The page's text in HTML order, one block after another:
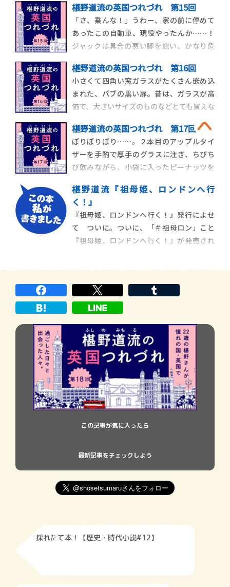
お金をかき集め、現地の語学学校と連絡を
取って入学を決め、飛行機のチケットを往
復分押さえ（当時は、帰りのチケットを前
払いで持っている、つまりちゃんと帰国す
る意思があると表
椹野道流の英国つれづれ 第15回
「さ、乗んな！」うわー、家の前に停めて
あったこの自動車、現役やったんか……！
ジャックは具合の悪い脚を庇い、かなり危
に自動車の助手席のドアを開けてくれま
す。 おおー、ナチュラルにジェントルマー
ン。お礼を言って、でも私は座る前に、自動
車をしげしげと観察してしまいました。イ
ギリスの自動車
椹野道流の英国つれづれ 第16回
小さくて四角い窓ガラスがたくさん嵌め込
まれた、パブの黒い扉。昔は、ガラスが高
価で、大きいサイズのものなどとても買えな
に小さいガラスをズラリと嵌めるのが一般
的だったのでしょう。その扉の向こうに
は、うっすらと霧がかかっていました。い
え、それは霧ではなく、煙草の煙でした。
今でこそ、イギ
椹野道流の英国つれづれ 第17回
ぽりぽりぽり……。２本目のアップルタイ
ザーを手酌で厚手のグラスに注ぎ、ちびち
び飲みながら、小袋に入ったピーナッツを
で席に着いてからおそらく１時間近くは経
ったでしょう。その間、私がやり続けてい
るのはそれだけ。実にシンプルです。アップ
ルタイザーは冷蔵庫から登場したものの、
日本で供される
椹野道流『祖母姫、ロンドンへ行
く！』
『祖母姫、ロンドンへ行く！』発行によせ
て ついに。ついに、「＃祖母ロン」こと
『祖母姫、ロンドンへ行く！』が発売され
イ」さんのウェブサイトで、エッセイの連
載コーナーをいただいたこと。ずっとエッ
セイを書きたいと
この記事が気に入ったら
最新記事をチェックしよう
採れたて本！【歴史・時代小説#12】